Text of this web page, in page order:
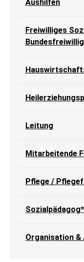
Aushilfen
Freiwilliges
Leitung
Mitarbeitende
Pflege /
Organisation